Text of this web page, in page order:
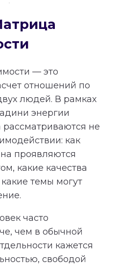
— это
отношений по
людей. В рамках
энергии
не
как
проявляются
какие качества
темы могут
часто
чем в обычной
кажется
свободой